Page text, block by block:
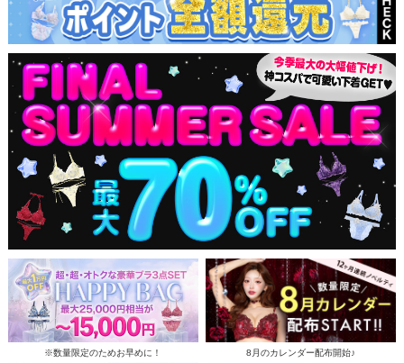
※数量限定のためお早めに！ 8月のカレンダー配布開始♪